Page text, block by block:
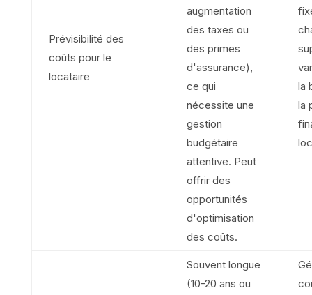
Prévisibilité des
coûts pour le
locataire
augmentation
des taxes ou
des primes
d'assurance),
ce qui
nécessite une
gestion
budgétaire
attentive. Peut
offrir des
opportunités
d'optimisation
des coûts.
la
la
Souvent longue
(10-20 ans ou